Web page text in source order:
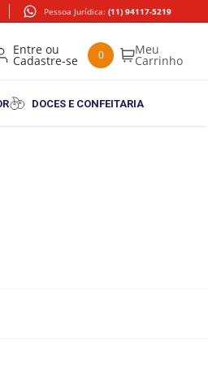
Pessoa Jurídica: (11) 94117-5219
0
DOCES E CONFEITARIA